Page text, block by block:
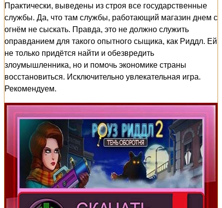
Практически, выведены из строя все государственные
службы. Да, что там службы, работающий магазин днем с
огнём не сыскать. Правда, это не должно служить
оправданием для такого опытного сыщика, как Риддл. Ей
не только придётся найти и обезвредить
злоумышленника, но и помочь экономике страны
восстановиться. Исключительно увлекательная игра.
Рекомендуем.